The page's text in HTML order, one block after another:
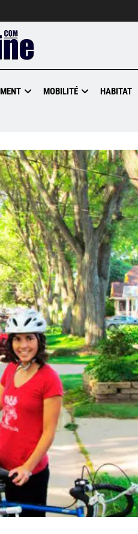
MOBILITÉ HABITAT